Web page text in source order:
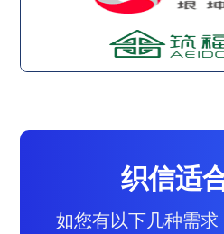
织信适
如您有以下几种需